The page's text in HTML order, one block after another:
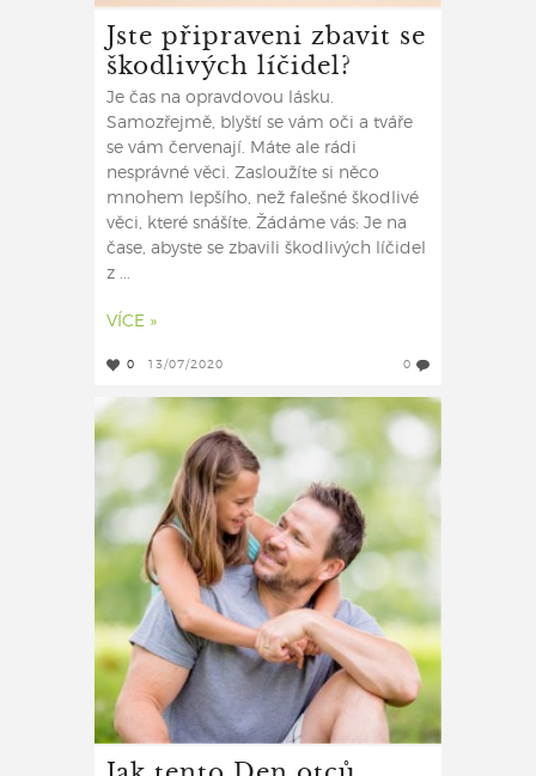
Jste připraveni zbavit se
škodlivých líčidel?
Je čas na opravdovou lásku.
Samozřejmě, blyští se vám oči a tváře
se vám červenají. Máte ale rádi
nesprávné věci. Zasloužíte si něco
mnohem lepšího, než falešné škodlivé
věci, které snášíte. Žádáme vás: Je na
čase, abyste se zbavili škodlivých líčidel
z ...
VÍCE »
0 13/07/2020 0